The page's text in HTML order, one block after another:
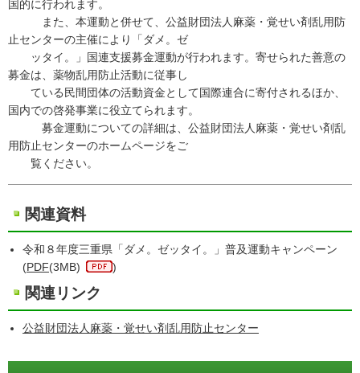
国的に行われます。
また、本運動と併せて、公益財団法人麻薬・覚せい剤乱用防
止センターの主催により「ダメ。ゼ
ッタイ。」国連支援募金運動が行われます。寄せられた善意の
募金は、薬物乱用防止活動に従事し
ている民間団体の活動資金として国際連合に寄付されるほか、
国内での啓発事業に役立てられます。
募金運動についての詳細は、公益財団法人麻薬・覚せい剤乱
用防止センターのホームページをご
覧ください。
関連資料
令和８年度三重県「ダメ。ゼッタイ。」普及運動キャンペーン
(PDF(3MB) )
関連リンク
公益財団法人麻薬・覚せい剤乱用防止センター